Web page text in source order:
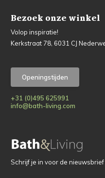
Bezoek onze winkel
Volop inspiratie!
Kerkstraat 78, 6031 CJ
Openingstijden
+31 (0)495 625991
info@bath-living.com
Schrijf je in voor de